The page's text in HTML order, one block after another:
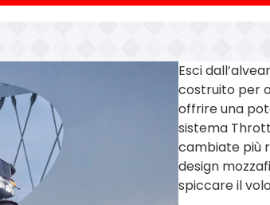
Esci
costruito per
offrire una
sistema
cambiate più
design
spiccare il